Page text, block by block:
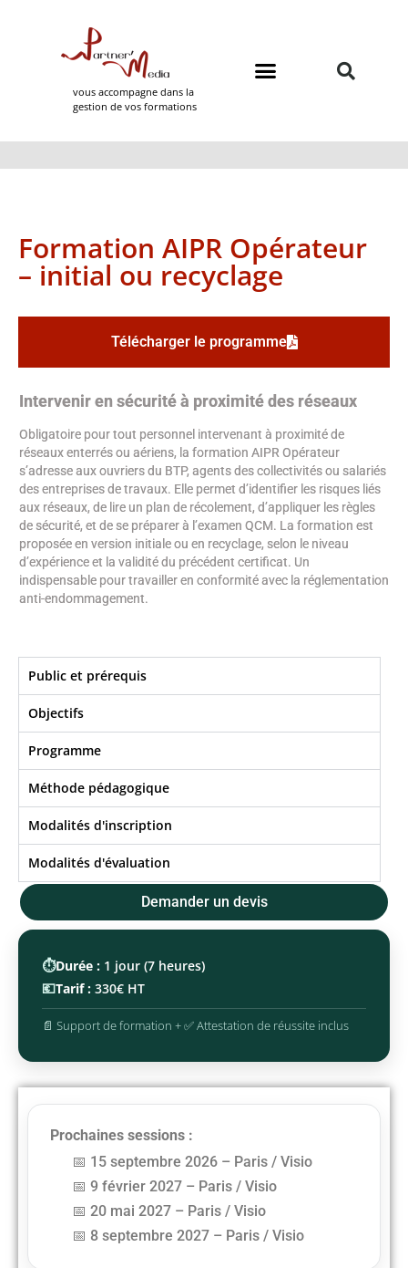
vous accompagne dans la
gestion de vos formations
Formation AIPR Opérateur
– initial ou recyclage
Télécharger le programme
Intervenir en sécurité à proximité des réseaux
Obligatoire pour tout personnel intervenant à proximité de
réseaux enterrés ou aériens, la formation AIPR Opérateur
s’adresse aux ouvriers du BTP, agents des collectivités ou salariés
des entreprises de travaux. Elle permet d’identifier les risques liés
aux réseaux, de lire un plan de récolement, d’appliquer les règles
de sécurité, et de se préparer à l’examen QCM. La formation est
proposée en version initiale ou en recyclage, selon le niveau
d’expérience et la validité du précédent certificat. Un
indispensable pour travailler en conformité avec la réglementation
anti-endommagement.
Public et prérequis
Objectifs​
Programme
Méthode pédagogique
Modalités d'inscription
Modalités d'évaluation
Demander un devis
⏱️Durée : 1 jour (7 heures)
💶Tarif : 330€ HT
📄 Support de formation + ✅ Attestation de réussite inclus
Prochaines sessions :
15 septembre 2026 – Paris / Visio
9 février 2027 – Paris / Visio
20 mai 2027 – Paris / Visio
8 septembre 2027 – Paris / Visio